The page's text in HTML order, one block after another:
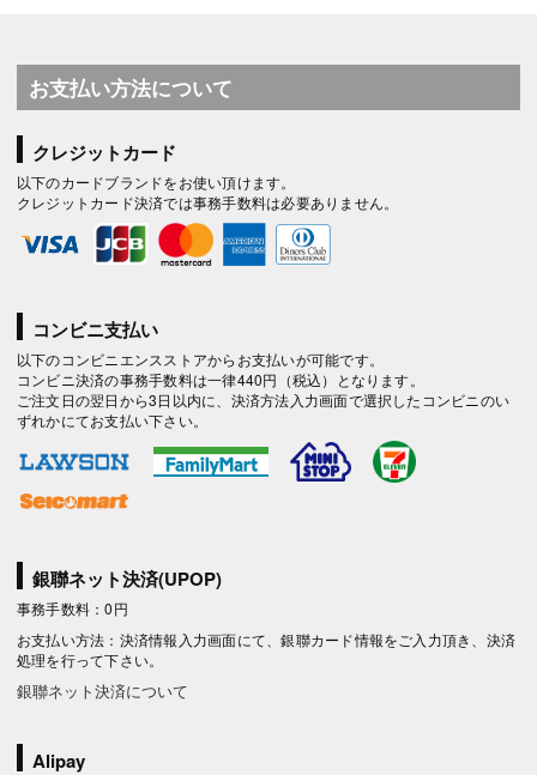
お支払い方法について
クレジットカード
以下のカードブランドをお使い頂けます。
クレジットカード決済では事務手数料は必要ありません。
コンビニ支払い
以下のコンビニエンスストアからお支払いが可能です。
コンビニ決済の事務手数料は一律440円（税込）となります。
ご注文日の翌日から3日以内に、決済方法入力画面で選択したコンビニのい
ずれかにてお支払い下さい。
銀聯ネット決済(UPOP)
事務手数料：0円
お支払い方法：決済情報入力画面にて、銀聯カード情報をご入力頂き、決済
処理を行って下さい。
銀聯ネット決済について
Alipay